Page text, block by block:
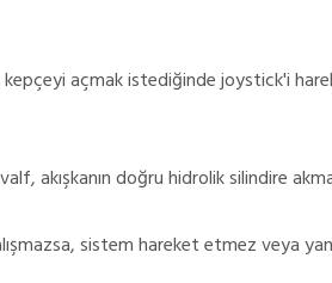
açmak istediğinde joystick'i
akışkanın doğru hidrolik silindire
sistem hareket etmez veya